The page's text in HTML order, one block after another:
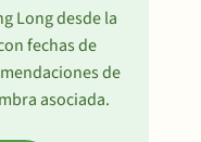
Long desde la
fechas de
de
asociada.